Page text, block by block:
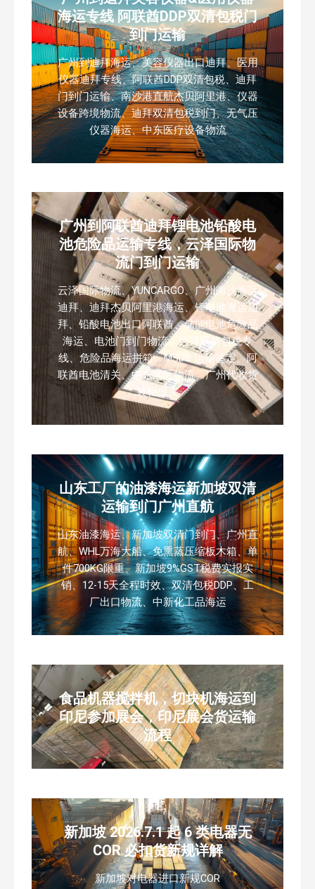
海运专线 阿联酋DDP双清包税门
到门运输
广州到迪拜海运、美容仪器出口迪拜、医用
仪器迪拜专线、阿联酋DDP双清包税、迪拜
门到门运输、南沙港直航杰贝阿里港、仪器
设备跨境物流、迪拜双清包税到门、无气压
仪器海运、中东医疗设备物流
广州到阿联酋迪拜锂电池铅酸电
池危险品运输专线，云泽国际物
流门到门运输
云泽国际物流、YUNCARGO、广州南沙海运
迪拜、迪拜杰贝阿里港海运、锂电池海运迪
拜、铅酸电池出口阿联酋、储能电池危险品
海运、电池门到门物流、迪拜双清包税专
线、危险品海运拼箱、MSDS 运输鉴定、阿
联酋电池清关、中东国际物流、广州代收货
装柜报关
山东工厂的油漆海运新加坡双清
运输到门广州直航
山东油漆海运、新加坡双清门到门、广州直
航、WHL万海大船、免熏蒸压缩板木箱、单
件700KG限重、新加坡9%GST税费实报实
销、12-15天全程时效、双清包税DDP、工
厂出口物流、中新化工品海运
食品机器搅拌机，切块机海运到
印尼参加展会，印尼展会货运输
流程
新加坡 2026.7.1 起 6 类电器无
COR 必扣货新规详解
新加坡对电器进口新规COR